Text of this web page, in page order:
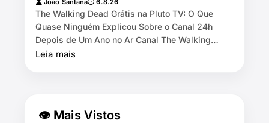
The Walking Dead Grátis na Pluto TV: O Que
Quase Ninguém Explicou Sobre o Canal 24h
Depois de Um Ano no Ar Canal The Walking
Dead by AMC exibe as 11 temporadas de graça
Leia mais
👁 Mais Vistos